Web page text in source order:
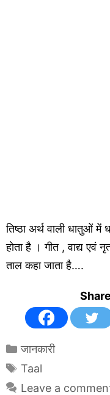
तिष्ठा अर्थ वाली धातुओं में
होता है । गीत , वाद्य एवं
ताल कहा जाता है….
Categories
जानकारी
Tags
Taal
Leave a